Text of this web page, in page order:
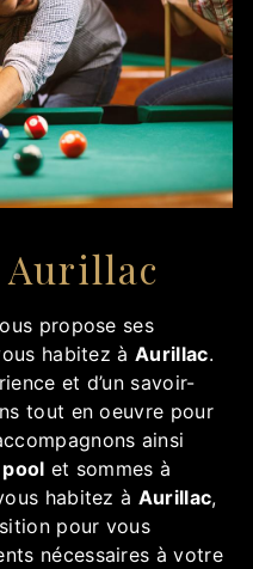
propose ses
habitez àAurillac.
et d’un savoir-
tout en oeuvre pour
ainsi
et sommes à
habitez à Aurillac,
pour vous
nécessaires à votre